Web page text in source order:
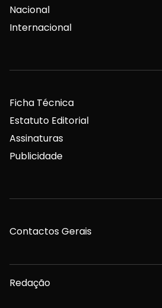
Nacional
Internacional
Ficha Técnica
Estatuto Editorial
Assinaturas
Publicidade
Contactos Gerais
Redação